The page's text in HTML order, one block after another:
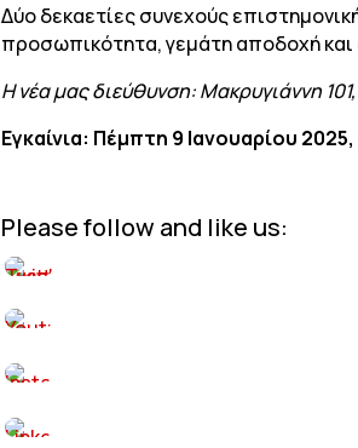
Δύο δεκαετίες συνεχούς
προσωπικότητα, γεμάτη αποδοχή
Η νέα μας διεύθυνση: Μακρυγιάννη
Εγκαίνια: Πέμπτη 9 Ιανουαρίου
Please follow and like us: